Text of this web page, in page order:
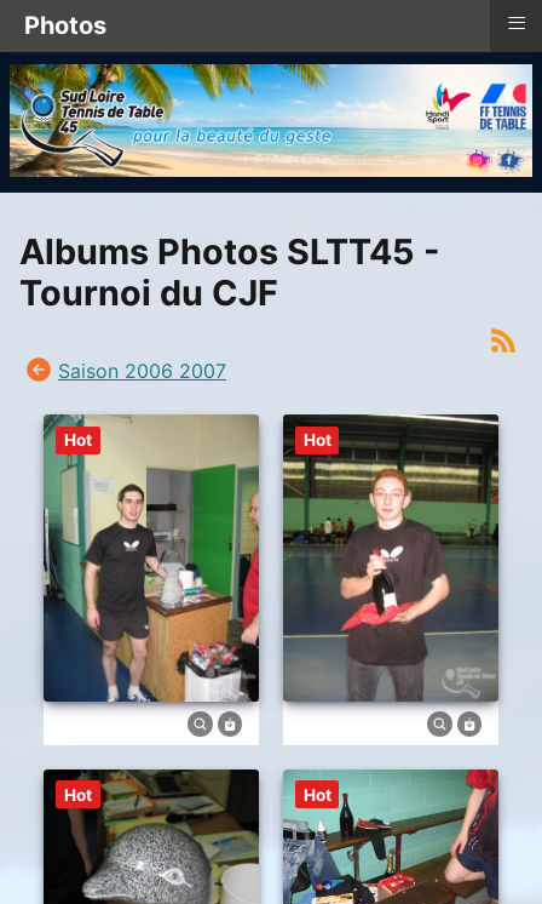
Albums Photos SLTT45 -
Tournoi du CJF
Saison 2006 2007
Hot
Hot
Hot
Hot
Photos ≡